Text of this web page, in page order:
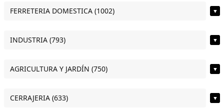
FERRETERIA DOMESTICA (1002) ▼
INDUSTRIA (793) ▼
AGRICULTURA Y JARDÍN (750) ▼
CERRAJERIA (633) ▼